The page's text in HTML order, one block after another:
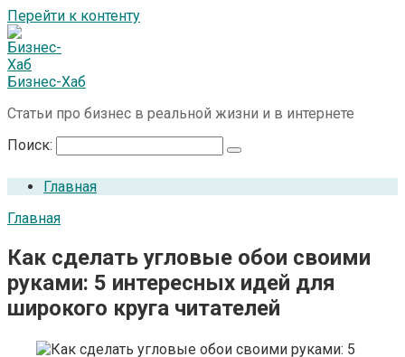
Перейти к контенту
Бизнес-Хаб
Статьи про бизнес в реальной жизни и в интернете
Поиск:
Главная
Главная
Как сделать угловые обои своими
руками: 5 интересных идей для
широкого круга читателей